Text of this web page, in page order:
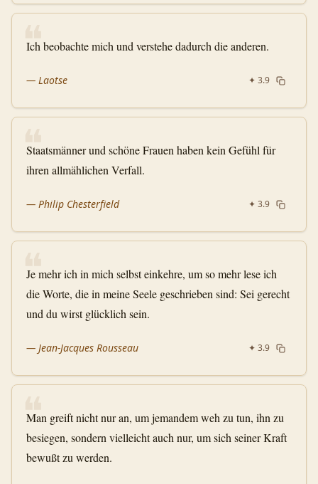
❝
Ich beobachte mich und verstehe dadurch die anderen.
— Laotse ✦ 3.9
❝
Staatsmänner und schöne Frauen haben kein Gefühl für
ihren allmählichen Verfall.
— Philip Chesterfield ✦ 3.9
❝
Je mehr ich in mich selbst einkehre, um so mehr lese ich
die Worte, die in meine Seele geschrieben sind: Sei gerecht
und du wirst glücklich sein.
— Jean-Jacques Rousseau ✦ 3.9
❝
Man greift nicht nur an, um jemandem weh zu tun, ihn zu
besiegen, sondern vielleicht auch nur, um sich seiner Kraft
bewußt zu werden.